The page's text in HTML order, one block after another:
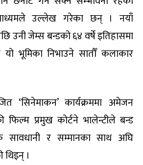
उल्लेख गरेका छन् । नयाँ
उनी जेम्स बन्डको ६४ वर्षे इतिहासमा
भूमिका निभाउने सातौँ कलाकार
‘सिनेमाकन’ कार्यक्रममा अमेजन
फिल्म प्रमुख कोर्टने भालेन्टीले बन्ड
सावधानी र सम्मानका साथ अघि
।